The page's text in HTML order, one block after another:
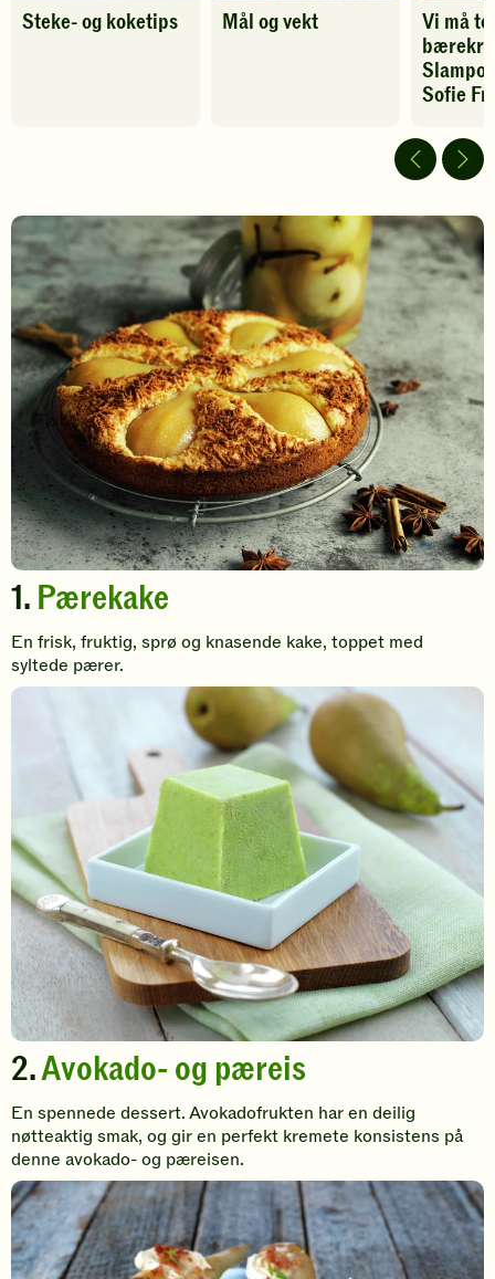
Steke- og koketips Mål og vekt
Vi må
Sofie
av
video
1.Pærekake
En frisk, fruktig, sprø og knasende kake, toppet med
syltede pærer.
2.Avokado- og pæreis
En spennede dessert. Avokadofrukten har en deilig
nøtteaktig smak, og gir en perfekt kremete konsistens på
denne avokado- og pæreisen.